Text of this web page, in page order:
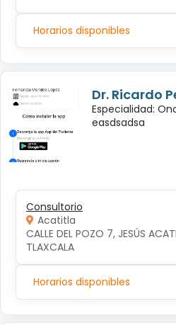
Horarios disponibles
Dr. Ricardo
Especialidad:
easdsadsa
Consultorio
Acatitla
CALLE DEL POZO 7, JESÚS
TLAXCALA
Horarios disponibles